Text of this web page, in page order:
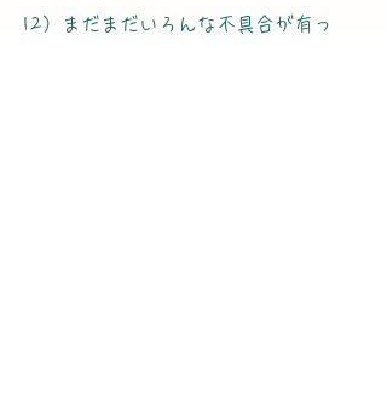
12）まだまだいろんな不具合が有っ